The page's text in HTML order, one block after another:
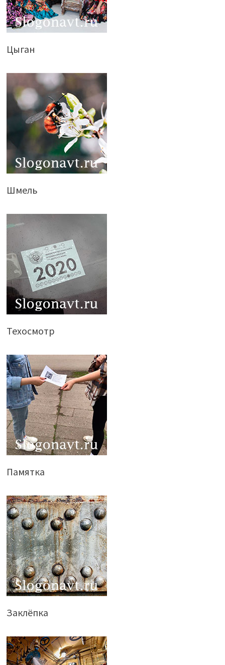
Цыган
Шмель
Техосмотр
Памятка
Заклёпка